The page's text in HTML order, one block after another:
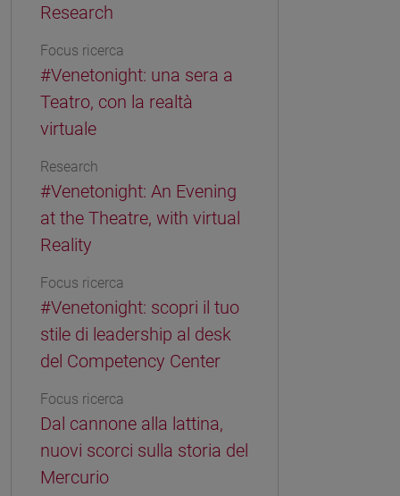
Research
Focus ricerca
#Venetonight: una sera a
Teatro, con la realtà
virtuale
Research
#Venetonight: An Evening
at the Theatre, with virtual
Reality
Focus ricerca
#Venetonight: scopri il tuo
stile di leadership al desk
del Competency Center
Focus ricerca
Dal cannone alla lattina,
nuovi scorci sulla storia del
Mercurio